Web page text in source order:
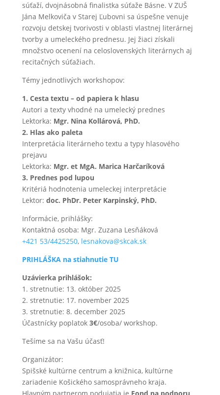
súťaží, dvojnásobná finalistka súťaže Básne. V ZUŠ
Jána Melkoviča v Starej Ľubovni sa úspešne venuje
rozvoju detskej tvorivosti v oblasti vlastnej literárnej
tvorby a umeleckého prednesu. Jej žiaci získali
množstvo ocenení na celoslovenských literárnych aj
recitačných súťažiach.
Témy jednotlivých workshopov:
1. Cesta textu – od papiera k hlasu
Autori a texty vhodné na umelecký prednes
Lektorka: Mgr. Nina Kollárová, PhD.
2. Hlas ako paleta
Interpretácia literárneho textu a typy hlasového
prejavu
Lektorka: Mgr. et MgA. Marica Harčaríková
3. Prednes pod lupou
Kritériá hodnotenia umeleckej interpretácie
Lektor: doc. PhDr. Peter Karpinský, PhD.
Informácie, prihlášky:
Kontaktná osoba: Mgr. Zuzana Lesňáková
+421 53/4425250, lesnakova@skcak.sk
PRIHLÁŠKA na stiahnutie TU
Uzávierka prihlášok:
1. stretnutie: 13. október 2025
2. stretnutie: 17. november 2025
3. stretnutie: 8. december 2025
Účastnícky poplatok 3€/osoba/ workshop.
Tešíme sa na Vašu účasť!
Organizátor:
Spišské kultúrne centrum a knižnica, kultúrne
zariadenie Košického samosprávneho kraja.